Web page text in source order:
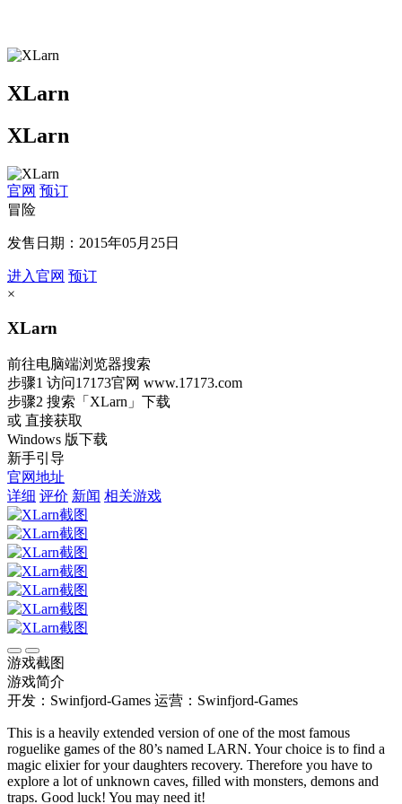
XLarn
XLarn
官网 预订
冒险
发售日期：2015年05月25日
进入官网 预订
×
XLarn
前往电脑端浏览器搜索
步骤1 访问17173官网 www.17173.com
步骤2 搜索 「XLarn」 下载
或 直接获取
Windows 版下载
新手引导
官网地址
详细 评价 新闻 相关游戏
游戏截图
游戏简介
开发：Swinfjord-Games 运营：Swinfjord-Games
This is a heavily extended version of one of the most famous
roguelike games of the 80’s named LARN. Your choice is to find a
magic elixier for your daughters recovery. Therefore you have to
explore a lot of unknown caves, filled with monsters, demons and
traps. Good luck! You may need it!